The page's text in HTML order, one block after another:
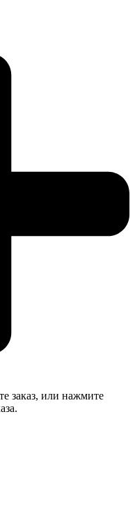
заказ, или нажмите